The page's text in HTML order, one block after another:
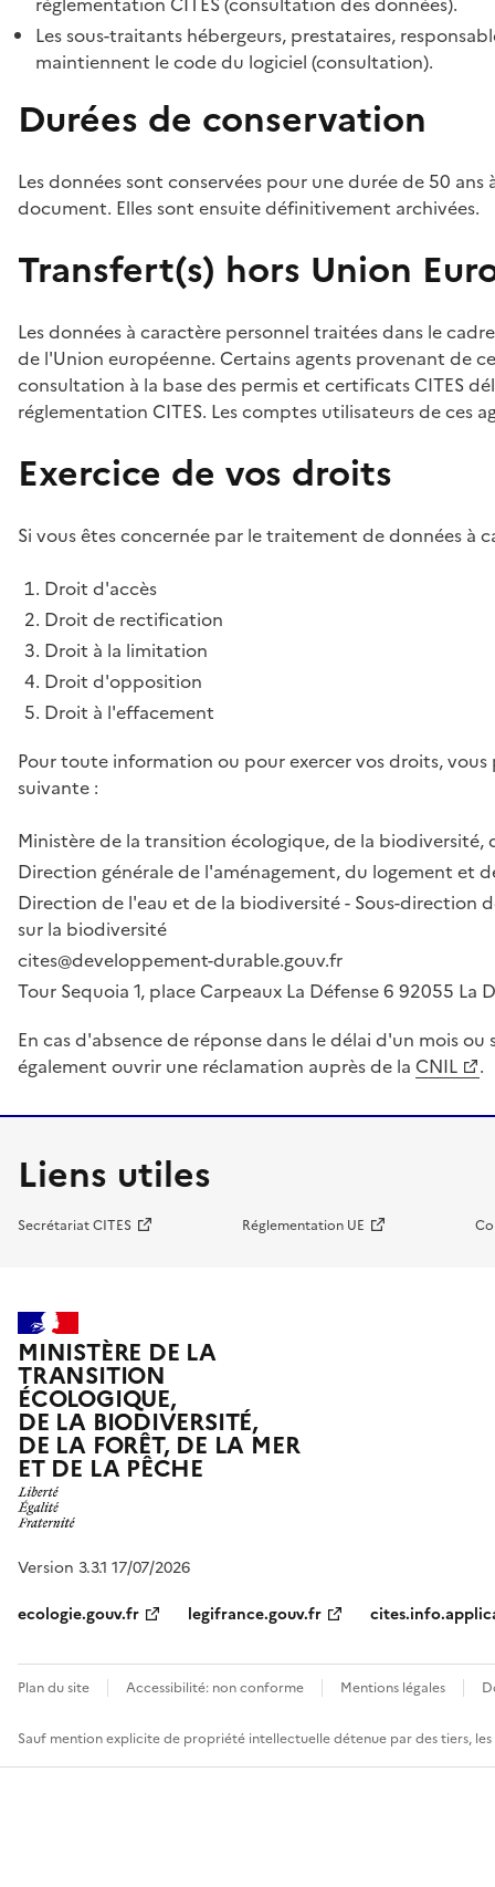
Les sous-traitants hébergeurs, prestataires,
maintiennent le code du logiciel (consultation).
Durées de conservation
Les données sont conservées pour une durée de 50
document. Elles sont ensuite définitivement archivées.
Transfert(s) hors Union
Les données à caractère personnel traitées dans le
de l'Union européenne. Certains agents provenant de
consultation à la base des permis et certificats CITES
réglementation CITES. Les comptes utilisateurs de ces
Exercice de vos droits
Si vous êtes concernée par le traitement de données à
Droit d'accès
Droit de rectification
Droit à la limitation
Droit d'opposition
Droit à l'effacement
Pour toute information ou pour exercer vos droits,
suivante :
Ministère de la transition écologique, de la biodiversité,
Direction générale de l'aménagement, du logement et
Direction de l'eau et de la biodiversité - Sous-direction
sur la biodiversité
cites@developpement-durable.gouv.fr
Tour Sequoia 1, place Carpeaux La Défense 6 92055 La
En cas d'absence de réponse dans le délai d'un mois
également ouvrir une réclamation auprès de la CNIL .
Liens utiles
Secrétariat CITES Réglementation UE
MINISTÈRE DE LA
TRANSITION
ÉCOLOGIQUE,
DE LA BIODIVERSITÉ,
DE LA FORÊT, DE LA MER
ET DE LA PÊCHE
Version 3.3.1 17/07/2026
ecologie.gouv.fr
legifrance.gouv.fr
Plan du site Accessibilité: non conforme Mentions légales
Sauf mention explicite de propriété intellectuelle détenue par des tiers,